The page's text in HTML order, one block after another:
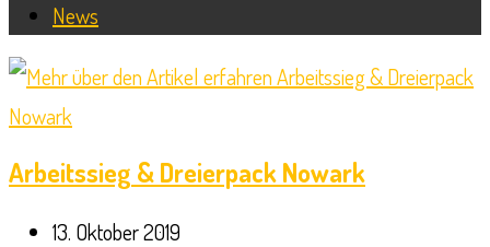
News
Arbeitssieg & Dreierpack Nowark
Beitrag
13. Oktober 2019